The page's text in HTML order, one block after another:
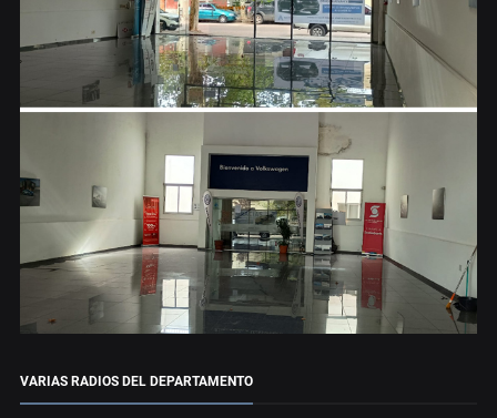
VARIAS RADIOS DEL DEPARTAMENTO